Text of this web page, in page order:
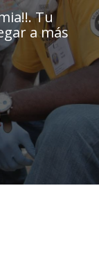
Tu
a más